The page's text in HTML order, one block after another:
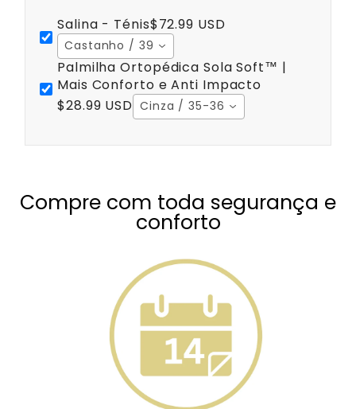
Salina - Ténis$72.99 USD
Castanho / 39
Palmilha Ortopédica Sola Soft™ |
Mais Conforto e Anti Impacto
$28.99 USD Cinza / 35-36
Compre com toda segurança e
conforto